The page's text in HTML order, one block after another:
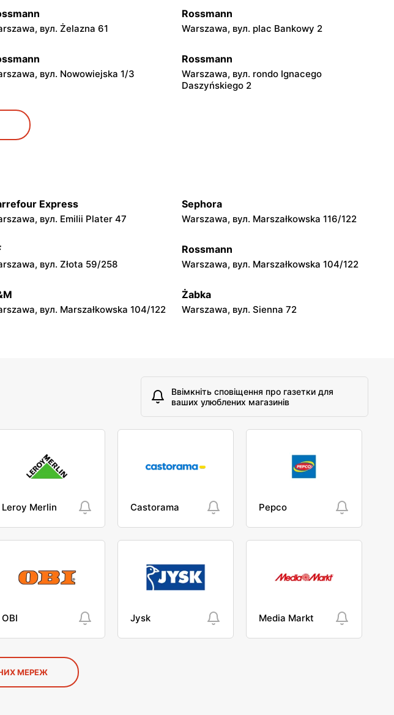
вул. Żelazna 61
Rossmann
Warszawa, вул. plac Bankowy 2
вул. Nowowiejska 1/3
Rossmann
Warszawa, вул. rondo Ignacego
Daszyńskiego 2
вул. Senatorska 2
вул. Stawki 2 a
Rossmann
Warszawa, вул. Grójecka 64
вул. Płocka 17
Rossmann
Warszawa, вул. Obozowa 16
Express
вул. Emilii Plater 47
Sephora
Warszawa, вул. Marszałkowska 116/122
вул. Złota 59/258
Rossmann
Warszawa, вул. Marszałkowska 104/122
вул. Marszałkowska 104/122
Żabka
Warszawa, вул. Sienna 72
Ввімкніть сповіщення про газетки для
ваших улюблених магазинів
Leroy Merlin Castorama Pepco
OBI Jysk Media Markt
МЕРЕЖ